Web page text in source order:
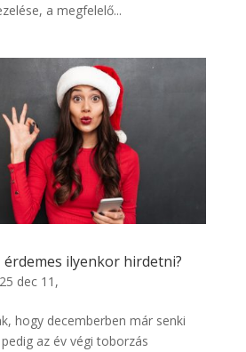
a megfelelő...
érdemes ilyenkor hirdetni?
dec 11,
hogy decemberben már senki
az év végi toborzás